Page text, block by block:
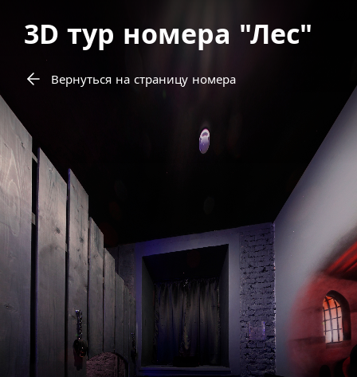
3D тур номера "Лес"
Вернуться на страницу номера